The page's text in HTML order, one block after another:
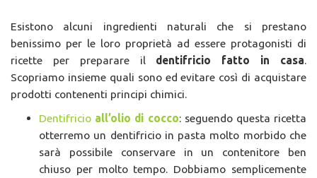
Esistono alcuni ingredienti naturali che si prestano
benissimo per le loro proprietà ad essere protagonisti di
ricette per preparare il dentifricio fatto in casa
Scopriamo insieme quali sono ed evitare così di acquistare
prodotti contenenti principi chimici.
Dentifricio all’olio di cocco: seguendo questa ricetta
otterremo un dentifricio in pasta molto morbido che
sarà possibile conservare in un contenitore ben
chiuso per molto tempo. Dobbiamo semplicemente